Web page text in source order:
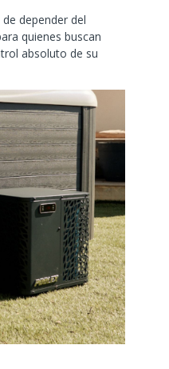
depender del
quienes buscan
absoluto de su